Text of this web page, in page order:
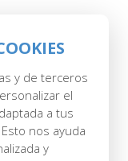
y de terceros
el
a tus
nos ayuda
y
Comments